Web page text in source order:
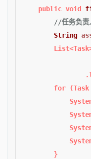
public void
//任务负责
String
for
        }